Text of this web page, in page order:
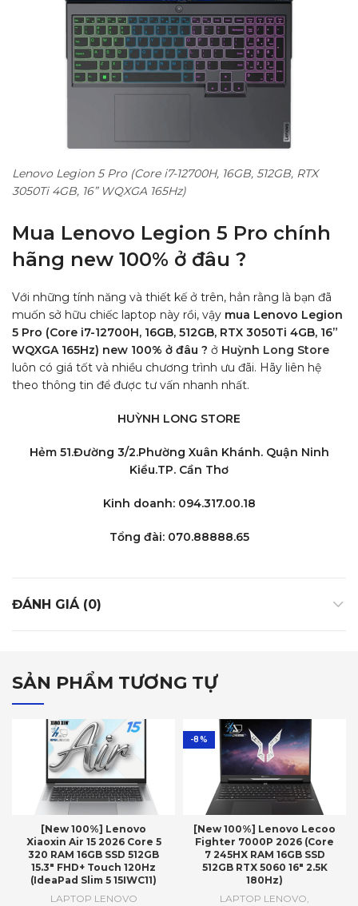
Lenovo Legion 5 Pro (Core i7-12700H, 16GB, 512GB, RTX
3050Ti 4GB, 16” WQXGA 165Hz)
Mua Lenovo Legion 5 Pro chính
hãng new 100% ở đâu ?
Với những tính năng và thiết kế ở trên, hẳn rằng là bạn đã
muốn sở hữu chiếc laptop này rồi, vậy mua Lenovo Legion
5 Pro (Core i7-12700H, 16GB, 512GB, RTX 3050Ti 4GB, 16”
WQXGA 165Hz) new 100% ở đâu ? ở Huỳnh Long Store
luôn có giá tốt và nhiều chương trình ưu đãi. Hãy liên hệ
theo thông tin để được tư vấn nhanh nhất.
HUỲNH LONG STORE
Hẻm 51.Đường 3/2.Phường Xuân Khánh. Quận Ninh
Kiều.TP. Cần Thơ
Kinh doanh: 094.317.00.18
Tổng đài: 070.88888.65
ĐÁNH GIÁ (0)
SẢN PHẨM TƯƠNG TỰ
[New 100%] Lenovo
Xiaoxin Air 15 2026 Core 5
320 RAM 16GB SSD 512GB
15.3″ FHD+ Touch 120Hz
(IdeaPad Slim 5 15IWC11)
LAPTOP LENOVO
-8%
[New 100%] Lenovo Lecoo
Fighter 7000P 2026 (Core
7 245HX RAM 16GB SSD
512GB RTX 5060 16″ 2.5K
180Hz)
LAPTOP LENOVO,